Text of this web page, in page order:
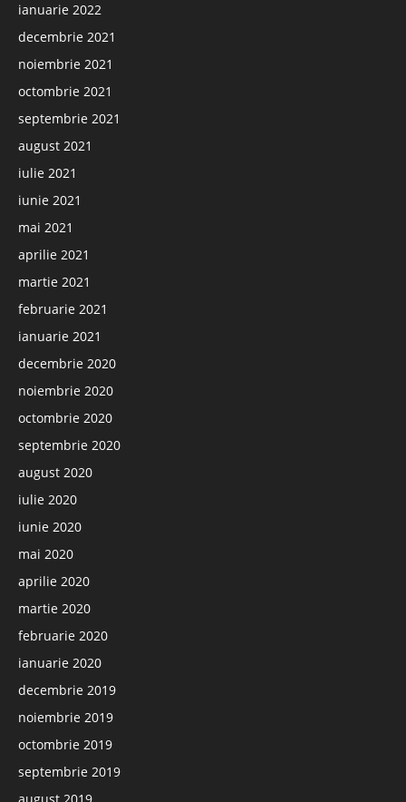
ianuarie 2022
decembrie 2021
noiembrie 2021
octombrie 2021
septembrie 2021
august 2021
iulie 2021
iunie 2021
mai 2021
aprilie 2021
martie 2021
februarie 2021
ianuarie 2021
decembrie 2020
noiembrie 2020
octombrie 2020
septembrie 2020
august 2020
iulie 2020
iunie 2020
mai 2020
aprilie 2020
martie 2020
februarie 2020
ianuarie 2020
decembrie 2019
noiembrie 2019
octombrie 2019
septembrie 2019